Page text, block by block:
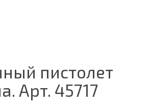
пистолет
Арт. 45717